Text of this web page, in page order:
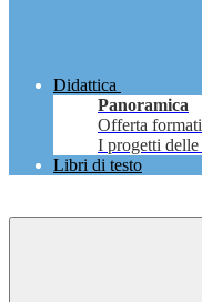
Didattica
Panoramica
Offerta
I progetti delle
Libri di testo